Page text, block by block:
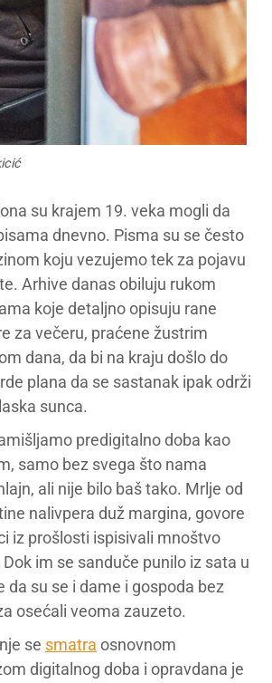
su krajem 19. veka mogli da
dnevno. Pisma su se često
koju vezujemo tek za pojavu
Arhive danas obiluju rukom
koje detaljno opisuju rane
za večeru, praćene žustrim
dana, da bi na kraju došlo do
plana da se sastanak ipak održi
sunca.
predigitalno doba kao
samo bez svega što nama
ali nije bilo baš tako. Mrlje od
nalivpera duž margina, govore
iz prošlosti ispisivali mnoštvo
im se sanduče punilo iz sata u
da su se i dame i gospoda bez
osećali veoma zauzeto.
se smatra osnovnom
digitalnog doba i opravdana je